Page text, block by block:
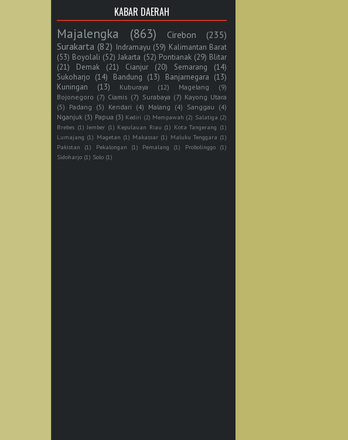
KABAR DAERAH
Majalengka (863) Cirebon
(235)
Surakarta (82) Indramayu (59) Kalimantan Barat
(53) Boyolali (52) Jakarta (52) Pontianak (29) Blitar
(21)
Demak (21) Cianjur (20) Semarang
(14)
Sukoharjo (14) Bandung (13) Banjarnegara (13)
Kuningan
(13) Kuburaya (12) Magelang
(9)
Bojonegoro (7) Ciamis (7) Surabaya (7) Kayong Utara
(5) Padang (5) Kendari (4) Malang (4) Sanggau (4)
Nganjuk (3) Papua (3) Kediri (2) Mempawah (2) Salatiga (2)
Brebes (1) Jember (1) Kepulauan Riau (1) Kota Tangerang (1)
Lumajang (1) Magetan (1) Makassar (1) Maluku Tenggara (1)
Pakistan
(1) Pekalongan (1) Pemalang (1) Probolinggo (1)
Sidoharjo (1) Solo (1)